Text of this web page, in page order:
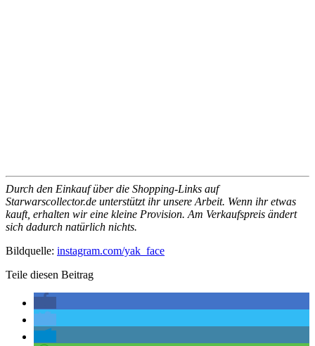
Durch den Einkauf über die Shopping-Links auf
Starwarscollector.de unterstützt ihr unsere Arbeit. Wenn ihr etwas
kauft, erhalten wir eine kleine Provision. Am Verkaufspreis ändert
sich dadurch natürlich nichts.
Bildquelle: instagram.com/yak_face
Teile diesen Beitrag